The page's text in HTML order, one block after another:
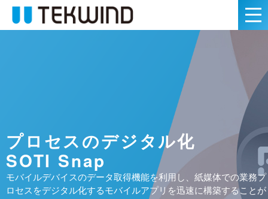
プロセスのデジタル化
SOTI Snap
モバイルデバイスのデータ取得機能を利用し、紙媒体での業務プ
ロセスをデジタル化するモバイルアプリを迅速に構築することが